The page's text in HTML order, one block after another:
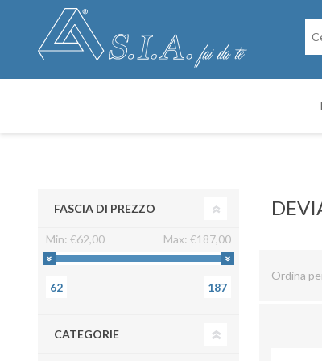
Ordina
FASCIA DI PREZZO
Min: €62,00 Max: €187,00
62 187
CATEGORIE